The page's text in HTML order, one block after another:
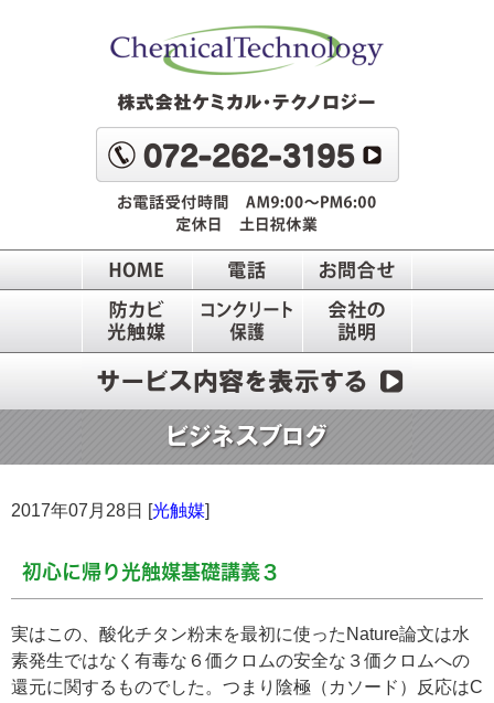
2017年07月28日 [光触媒]
初心に帰り光触媒基礎講義３
実はこの、酸化チタン粉末を最初に使ったNature論文は水
素発生ではなく有毒な６価クロムの安全な３価クロムへの
還元に関するものでした。つまり陰極（カソード）反応はC